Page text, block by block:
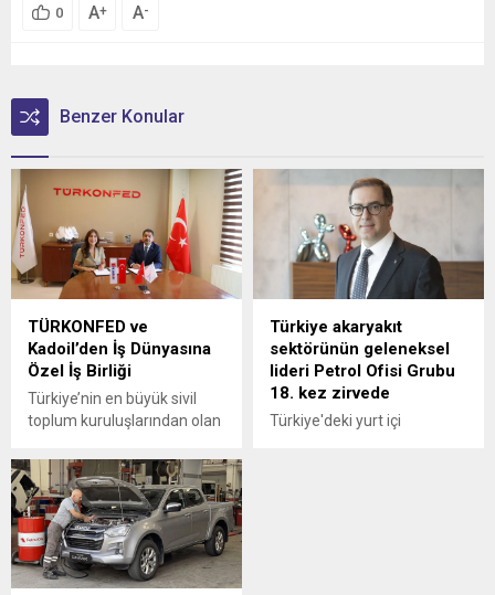
0 A+ A-
Benzer Konular
TÜRKONFED ve
Kadoil’den İş Dünyasına
Özel İş Birliği
Türkiye’nin en büyük sivil
toplum kuruluşlarından olan
Konfederasyonu
(TÜRKONFED) ile akaryakıt
sektörünün hızlı büyüyen
markalarından Kadoil
arasında özel bir iş birliğine
imza atıldı.
Türkiye akaryakıt
sektörünün geleneksel
lideri Petrol Ofisi Grubu
18. kez zirvede
Türkiye'deki yurt içi